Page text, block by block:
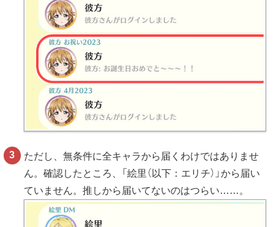
ただし、無条件に全キャラから届くわけではありませ
ん。確認したところ、「絵里（以下：エリチ）」から届い
ていません。推しから届いてないのはつらい……。